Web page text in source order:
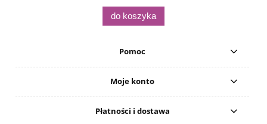
do koszyka
Pomoc
Moje konto
Płatności i dostawa